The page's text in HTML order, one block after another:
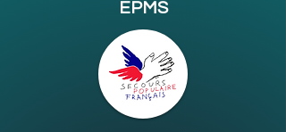
EPMS